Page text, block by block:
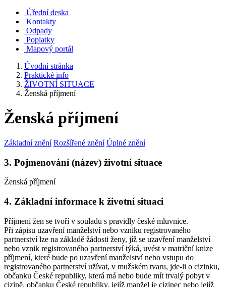
Úřední deska
Kontakty
Odpady
Poplatky
Mapový portál
Úvodní stránka
Praktické info
ŽIVOTNÍ SITUACE
Ženská příjmení
Ženská příjmení
Základní znění Rozšířené znění Úplné znění
3. Pojmenování (název) životní situace
Ženská příjmení
4. Základní informace k životní situaci
Příjmení žen se tvoří v souladu s pravidly české mluvnice.
Při zápisu uzavření manželství nebo vzniku registrovaného
partnerství lze na základě žádosti ženy, jíž se uzavření manželství
nebo vznik registrovaného partnerství týká, uvést v matriční knize
příjmení, které bude po uzavření manželství nebo vstupu do
registrovaného partnerství užívat, v mužském tvaru, jde-li o cizinku,
občanku České republiky, která má nebo bude mít trvalý pobyt v
cizině, občanku České republiky, jejíž manžel je cizinec nebo jejíž